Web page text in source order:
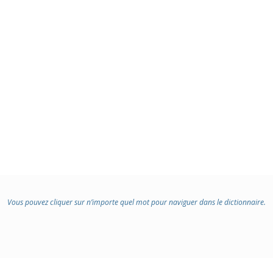
Vous pouvez cliquer sur n’importe quel mot pour naviguer dans le dictionnaire.